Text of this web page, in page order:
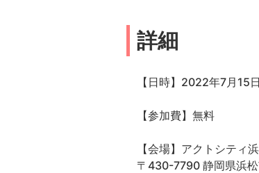
詳細
【日時】2022年7月15
【参加費】無料
【会場】アクトシテ
〒430-7790 静岡県浜松